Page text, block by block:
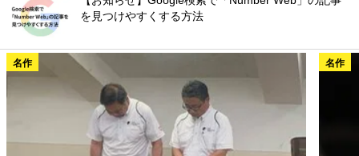
を見つけやすくする方法
名作 名作